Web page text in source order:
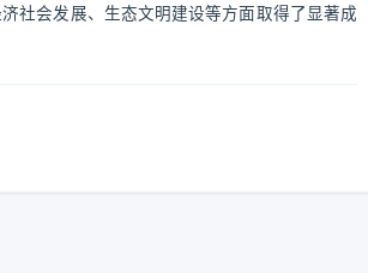
社会发展、生态文明建设等方面取得了显著成